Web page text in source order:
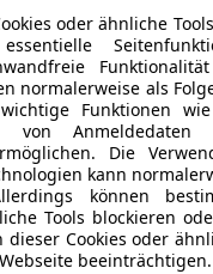
oder ähnliche
normalerweise als
Funktionen
von Anmeldedaten
Die
kann
können
Tools blockieren
Cookies oder
beeinträchtigen.